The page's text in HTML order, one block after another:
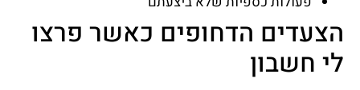
הצעדים הדחופים כאשר פרצו
לי חשבון